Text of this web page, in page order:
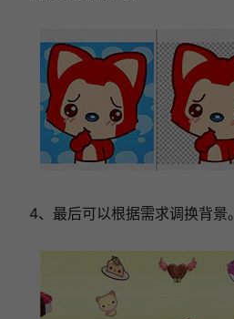
4、最后可以根据需求调换背景。